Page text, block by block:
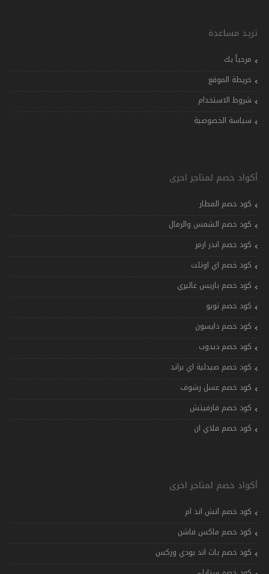
تريد مساعدة
مرحباً بك
خريطة الموقع
شروط الاستخدام
سياسة الخصوصية
أكواد خصم لمتاجر اخرى
كود خصم المطار
كود خصم الشمس والرمال
كود خصم اندر ارمر
كود خصم اي اوتلت
كود خصم باريس غاليري
كود خصم تويو
كود خصم دايسون
كود خصم دبدوب
كود خصم صيدلية اي براند
كود خصم عسل رشوف
كود خصم فارفيتش
كود خصم فلاي ان
أكواد خصم لمتاجر اخرى
كود خصم اتش اند ام
كود خصم ماكس فاشن
كود خصم باث اند بودي وركس